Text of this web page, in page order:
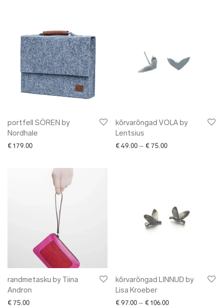
portfell SÖREN by
Nordhale
€ 179.00
kõrvarõngad VOLA by
Lentsius
€ 49.00 – € 75.00Price range: €
randmetasku by Tiina
Andron
€ 75.00
kõrvarõngad LINNUD by
Lisa Kroeber
€ 97.00 – € 106.00Price range: €